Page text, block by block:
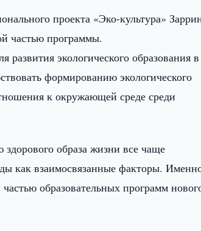
проекта «Эко-культура»
частью программы.
экологического образования в
формированию экологического
к окружающей среде среди
образа жизни все чаще
как взаимосвязанные факторы.
образовательных программ